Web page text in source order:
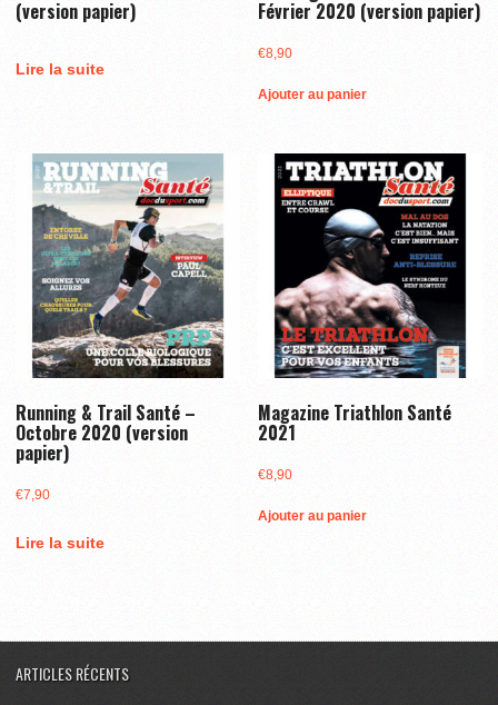
(version papier)
Lire la suite
Février 2020 (version papier)
€8,90
Ajouter au panier
Running & Trail Santé –
Octobre 2020 (version
papier)
€7,90
Lire la suite
Magazine Triathlon Santé
2021
€8,90
Ajouter au panier
ARTICLES RÉCENTS